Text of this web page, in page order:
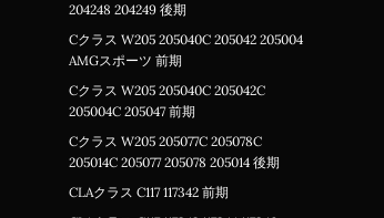
204248 204249 後期
Cクラス W205 205040C 205042 205004
AMGスポーツ 前期
Cクラス W205 205040C 205042C
205004C 205047 前期
Cクラス W205 205077C 205078C
205014C 205077 205078 205014 後期
CLAクラス C117 117342 前期